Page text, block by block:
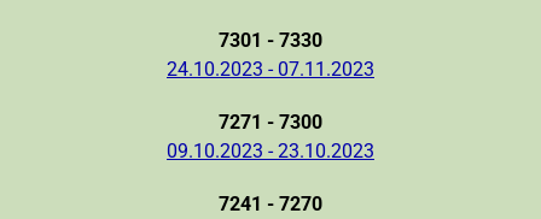
7301 - 7330
24.10.2023 - 07.11.2023
7271 - 7300
09.10.2023 - 23.10.2023
7241 - 7270